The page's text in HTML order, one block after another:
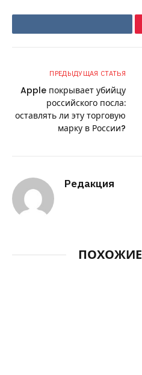
ПРЕДЫДУЩАЯ СТАТЬЯ
Apple покрывает убийцу
российского посла:
оставлять ли эту торговую
марку в России?
Редакция
ПОХОЖИЕ